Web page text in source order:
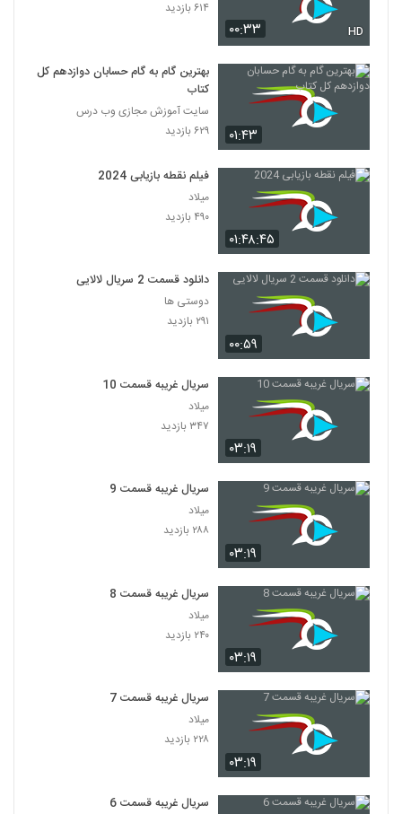
۰۰:۳۳ HD
۶۱۴ بازدید
۰۱:۴۳
بهترین گام به گام حسابان دوازدهم کل
کتاب
سایت آموزش مجازی وب درس
۶۲۹ بازدید
۰۱:۴۸:۴۵
فیلم نقطه بازیابی 2024
میلاد
۴۹۰ بازدید
۰۰:۵۹
دانلود قسمت 2 سریال لالایی
دوستی ها
۲۹۱ بازدید
۰۳:۱۹
سریال غریبه قسمت 10
میلاد
۳۴۷ بازدید
۰۳:۱۹
سریال غریبه قسمت 9
میلاد
۲۸۸ بازدید
۰۳:۱۹
سریال غریبه قسمت 8
میلاد
۲۴۰ بازدید
۰۳:۱۹
سریال غریبه قسمت 7
میلاد
۲۲۸ بازدید
سریال غریبه قسمت 6